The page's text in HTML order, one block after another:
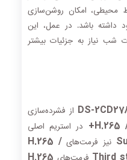
محیطی، امکان روشن‌سازی
داشته باشد. در عمل، این
شب نیاز به جزئیات بیشتر
DS- از فشرده‌سازی
H.265
در استریم اصلی
نیز فرمت‌هایH.265 /